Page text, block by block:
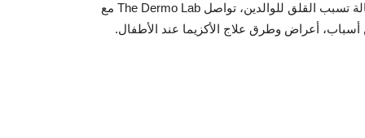
والحكة والاحمرار وفي بعض الأحيان التشقق والتقشير. بما أن هذه الحالة تسبب القلق للوالدين، تواصل The Dermo Lab مع
أسباب، أعراض وطرق علاج الأكزيما عند الأطفال.